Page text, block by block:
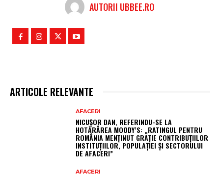
AUTORII UBBEE.RO
ARTICOLE RELEVANTE
AFACERI
NICUȘOR DAN, REFERINDU-SE LA
HOTĂRÂREA MOODY’S: „RATINGUL PENTRU
ROMÂNIA MENȚINUT GRAȚIE CONTRIBUȚIILOR
INSTITUȚIILOR, POPULAȚIEI ȘI SECTORULUI
DE AFACERI”
AFACERI